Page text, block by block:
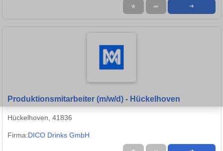
★ ➦ ➜
Produktionsmitarbeiter (m/w/d) - Hückelhoven
Hückelhoven, 41836
Firma:DICO Drinks GmbH